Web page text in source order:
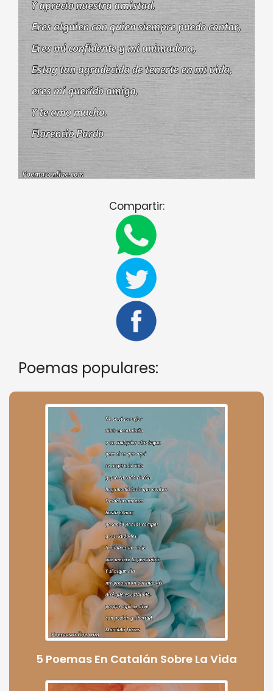
Compartir:
Poemas populares:
5 Poemas En Catalán Sobre La Vida